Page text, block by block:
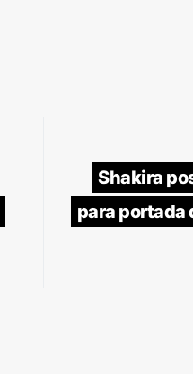
Shakira
para portada